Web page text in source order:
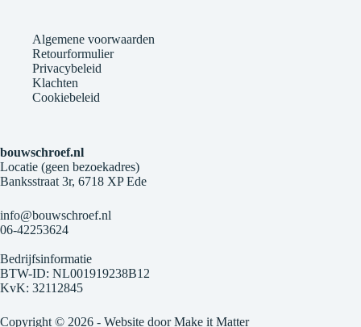
Algemene voorwaarden
Retourformulier
Privacybeleid
Klachten
Cookiebeleid
bouwschroef.nl
Locatie (geen bezoekadres)
Banksstraat 3r, 6718 XP Ede
info@bouwschroef.nl
06-42253624
Bedrijfsinformatie
BTW-ID: NL001919238B12
KvK: 32112845
Copyright © 2026 - Website door Make it Matter